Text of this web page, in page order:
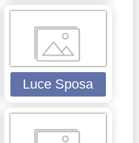
Luce Sposa